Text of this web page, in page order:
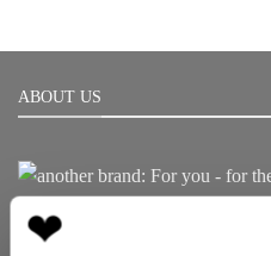
ABOUT US
Born in Munich.